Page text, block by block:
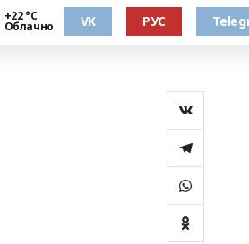
+22 °С
Облачно VK РУС